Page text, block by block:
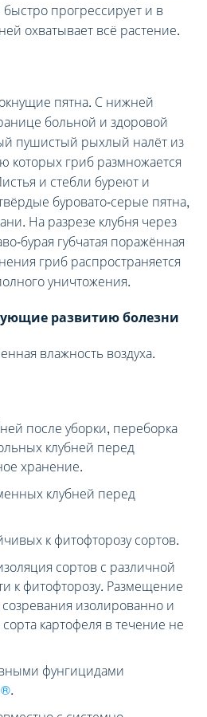
прогрессирует и в
охватывает всё растение.
пятна. С нижней
больной и здоровой
пушистый рыхлый налёт из
которых гриб размножается
и стебли буреют и
буровато-серые пятна,
На разрезе клубня через
бурая губчатая поражённая
гриб распространяется
уничтожения.
развитию болезни
влажность воздуха.
после уборки, переборка
клубней перед
хранение.
клубней перед
к фитофторозу сортов.
сортов с различной
к фитофторозу. Размещение
изолированно и
картофеля в течение не
фунгицидами
.